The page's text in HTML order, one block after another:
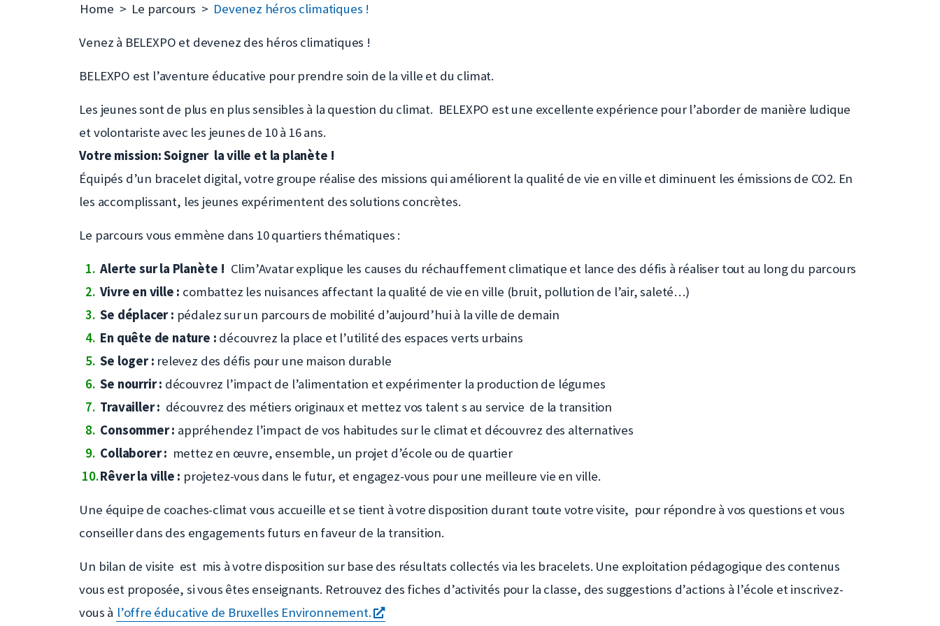
Home Le parcours Devenez héros climatiques !
Venez à BELEXPO et devenez des héros climatiques !
BELEXPO est l’aventure éducative pour prendre soin de la ville et du climat.
Les jeunes sont de plus en plus sensibles à la question du climat. BELEXPO est une excellente expérience pour l’aborder de manière ludique
et volontariste avec les jeunes de 10 à 16 ans.
Votre mission: Soigner la ville et la planète !
Équipés d’un bracelet digital, votre groupe réalise des missions qui améliorent la qualité de vie en ville et diminuent les émissions de CO2. En
les accomplissant, les jeunes expérimentent des solutions concrètes.
Le parcours vous emmène dans 10 quartiers thématiques :
Alerte sur la Planète ! Clim’Avatar explique les causes du réchauffement climatique et lance des défis à réaliser tout au long du parcours
Vivre en ville : combattez les nuisances affectant la qualité de vie en ville (bruit, pollution de l’air, saleté…)
Se déplacer : pédalez sur un parcours de mobilité d’aujourd’hui à la ville de demain
En quête de nature : découvrez la place et l’utilité des espaces verts urbains
Se loger : relevez des défis pour une maison durable
Se nourrir : découvrez l’impact de l’alimentation et expérimenter la production de légumes
Travailler : découvrez des métiers originaux et mettez vos talent s au service de la transition
Consommer : appréhendez l’impact de vos habitudes sur le climat et découvrez des alternatives
Collaborer : mettez en œuvre, ensemble, un projet d’école ou de quartier
Rêver la ville : projetez-vous dans le futur, et engagez-vous pour une meilleure vie en ville.
Une équipe de coaches-climat vous accueille et se tient à votre disposition durant toute votre visite, pour répondre à vos questions et vous
conseiller dans des engagements futurs en faveur de la transition.
Un bilan de visite est mis à votre disposition sur base des résultats collectés via les bracelets. Une exploitation pédagogique des contenus
vous est proposée, si vous êtes enseignants. Retrouvez des fiches d’activités pour la classe, des suggestions d’actions à l’école et inscrivez-
vous à l’offre éducative de Bruxelles Environnement.
s'ouvre